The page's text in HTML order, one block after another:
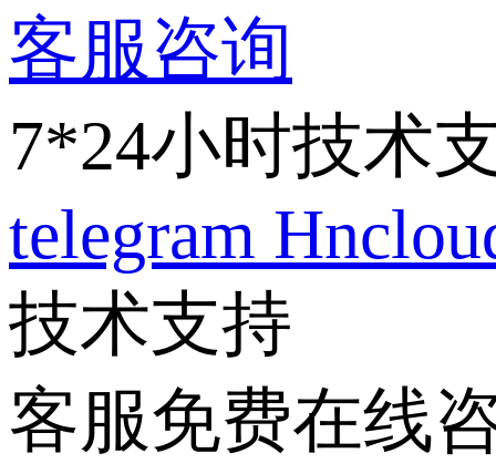
客服咨询
7*24小时技术
telegram
技术支持
客服免费在线